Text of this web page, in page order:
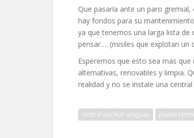
Que pasaría ante un paro
hay fondos para su
ya que tenemos una larga lista de
pensar…. (misiles que explotan un
Esperemos que esto sea mas
alternativas, renovables y limpia.
realidad y no se instale una central
central nuclear uruguay planta